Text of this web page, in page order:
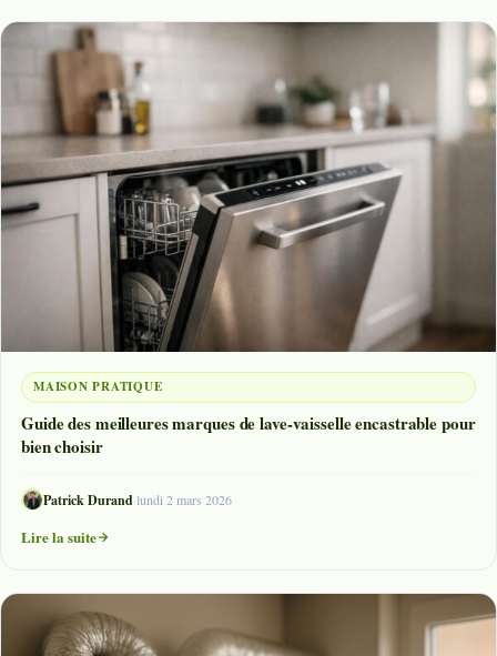
MAISON PRATIQUE
Guide des meilleures marques de lave-vaisselle encastrable pour
bien choisir
Patrick Durand·lundi 2 mars 2026
Lire la suite